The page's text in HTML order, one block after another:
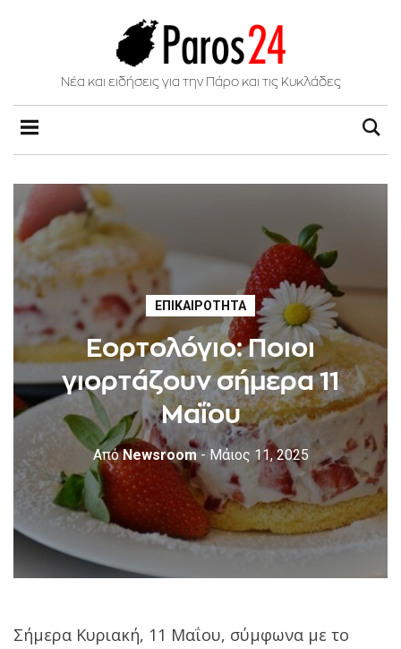
Νέα και ειδήσεις για την Πάρο και τις Κυκλάδες
ΕΠΙΚΑΙΡΌΤΗΤΑ
Εορτολόγιο: Ποιοι
γιορτάζουν σήμερα 11
Μαΐου
ΑπόNewsroom - Μάιος 11, 2025
Σήμερα Κυριακή, 11 Μαΐου, σύμφωνα με το